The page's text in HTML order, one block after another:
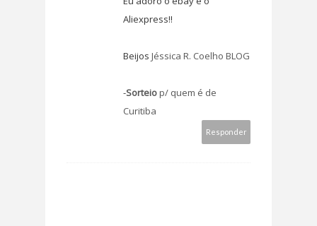
Aliexpress!!
Beijos Jéssica R. Coelho BLOG
-Sorteiop/ quem é de
Curitiba
Responder